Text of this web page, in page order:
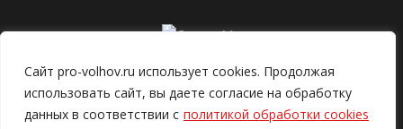
Сайт pro-volhov.ru использует cookies. Продолжая
использовать сайт, вы даете согласие на обработку
данных в соответствии с политикой обработки cookies